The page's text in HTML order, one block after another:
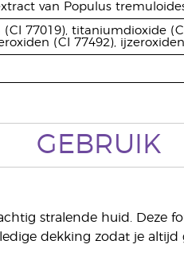
van Populus
77019), titaniumdioxide
(CI 77492),
GEBRUIK
stralende huid. Deze
dekking zodat je altijd